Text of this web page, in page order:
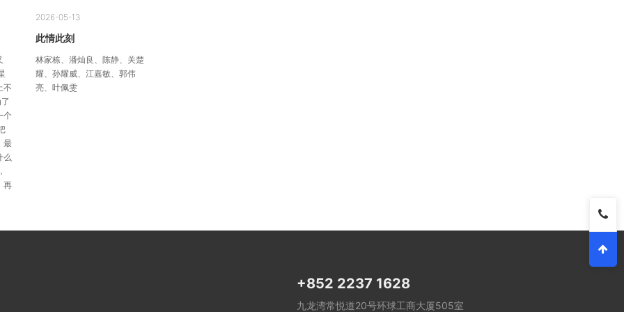
不
个
最
么
再
2026-05-13
此情此刻
林家栋、潘灿良、陈静、关楚
耀、孙耀威、江嘉敏、郭伟
亮、叶佩雯
+852 2237 1628
九龙湾常悦道20号环球工商大厦505室